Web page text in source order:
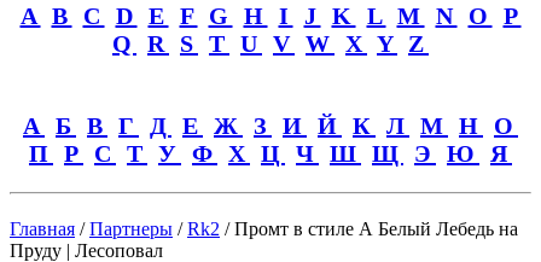
A B C D E F G H I J K L M N O
P
Q
R S T U V W X Y Z
А Б В Г Д Е Ж З И Й К Л М Н
О
П Р С Т У Ф Х Ц Ч Ш Щ Э Ю Я
Главная /Партнеры /Rk2 / Промт в стиле А Белый Лебедь на
Пруду | Лесоповал